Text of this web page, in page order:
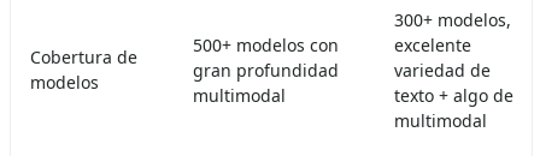
Cobertura de
modelos
500+ modelos con
gran profundidad
multimodal
300+ modelos,
excelente
variedad de
texto + algo de
multimodal